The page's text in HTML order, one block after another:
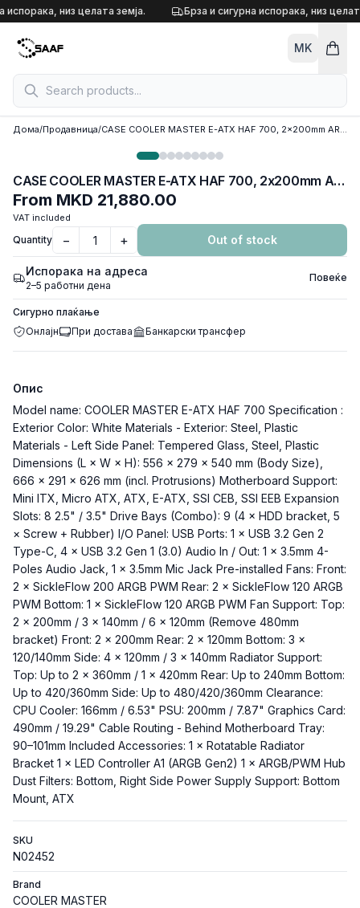
Skip to content
испорака, низ целата земја. Брза и сигурна испорака, низ
MK
Дома/Продавница/ CASE COOLER MASTER E-ATX HAF 700, 2x200mm ARGB, 3x120mm ARGB,7X PWM and 5X ARGB HUB, White, H700-WGNN-S00
CASE COOLER MASTER E-ATX HAF 700, 2x200mm ARGB, 3x120mm ARGB,7X PWM and 5X ARGB HUB, White, H700-WGNN-S00
From MKD 21,880.00
VAT included
Quantity − + Out of stock
Испорака на адреса
2–5 работни дена
Повеќе
Сигурно плаќање
Онлајн
При достава Банкарски трансфер
Опис
Model name: COOLER MASTER E-ATX HAF 700 Specification :
Exterior Color: White Materials - Exterior: Steel, Plastic
Materials - Left Side Panel: Tempered Glass, Steel, Plastic
Dimensions (L × W × H): 556 × 279 × 540 mm (Body Size),
666 × 291 × 626 mm (incl. Protrusions) Motherboard Support:
Mini ITX, Micro ATX, ATX, E-ATX, SSI CEB, SSI EEB Expansion
Slots: 8 2.5" / 3.5" Drive Bays (Combo): 9 (4 × HDD bracket, 5
× Screw + Rubber) I/O Panel: USB Ports: 1 × USB 3.2 Gen 2
Type-C, 4 × USB 3.2 Gen 1 (3.0) Audio In / Out: 1 × 3.5mm 4-
Poles Audio Jack, 1 × 3.5mm Mic Jack Pre-installed Fans: Front:
2 × SickleFlow 200 ARGB PWM Rear: 2 × SickleFlow 120 ARGB
PWM Bottom: 1 × SickleFlow 120 ARGB PWM Fan Support: Top:
2 × 200mm / 3 × 140mm / 6 × 120mm (Remove 480mm
bracket) Front: 2 × 200mm Rear: 2 × 120mm Bottom: 3 ×
120/140mm Side: 4 × 120mm / 3 × 140mm Radiator Support:
Top: Up to 2 × 360mm / 1 × 420mm Rear: Up to 240mm Bottom:
Up to 420/360mm Side: Up to 480/420/360mm Clearance:
CPU Cooler: 166mm / 6.53" PSU: 200mm / 7.87" Graphics Card:
490mm / 19.29" Cable Routing - Behind Motherboard Tray:
90–101mm Included Accessories: 1 × Rotatable Radiator
Bracket 1 × LED Controller A1 (ARGB Gen2) 1 × ARGB/PWM Hub
Dust Filters: Bottom, Right Side Power Supply Support: Bottom
Mount, ATX
SKU
N02452
Brand
COOLER MASTER